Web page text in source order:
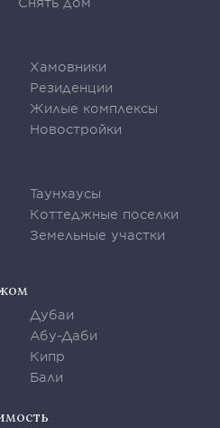
Хамовники
Резиденции
Жилые комплексы
Новостройки
Таунхаусы
Коттеджные поселки
Земельные участки
Дубаи
Абу-Даби
Кипр
Бали